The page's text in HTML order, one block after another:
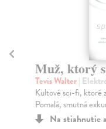
Muž, ktorý
Tevis Walter|
Kultové sci-fi, ktoré
Pomalá, smutná
Na stiahnutie